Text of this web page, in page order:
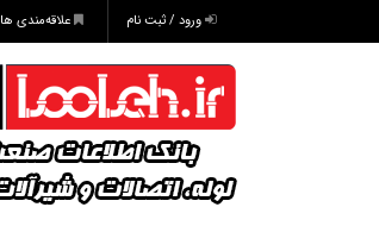
ورود / ثبت نام علاقه‌مندی ها